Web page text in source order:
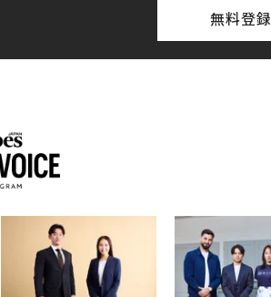
無料登録